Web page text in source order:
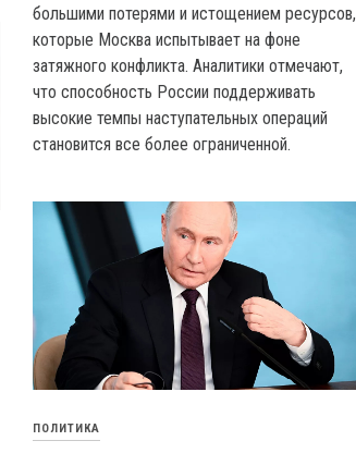
большими потерями и истощением ресурсов,
которые Москва испытывает на фоне
затяжного конфликта. Аналитики отмечают,
что способность России поддерживать
высокие темпы наступательных операций
становится все более ограниченной.
ПОЛИТИКА